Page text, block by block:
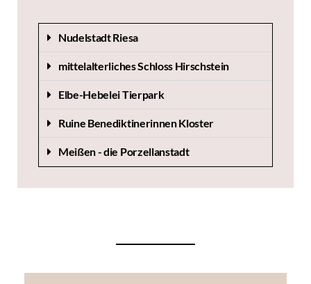
Nudelstadt Riesa
mittelalterliches Schloss Hirschstein
Elbe-Hebelei Tierpark
Ruine Benediktinerinnen Kloster
Meißen - die Porzellanstadt